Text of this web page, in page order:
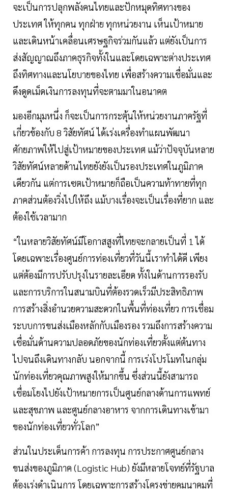
จะเป็นการปลุกพลังคนไทยและปักหมุดทิศทางของ
ประเทศ ให้ทุกคน ทุกฝ่าย ทุกหน่วยงาน เห็นเป้าหมาย
และเดินหน้าเคลื่อนเศรษฐกิจร่วมกันแล้ว แต่ยังเป็นการ
ส่งสัญญาณถึงภาคธุรกิจทั้งในและโดยเฉพาะต่างประเทศ
ถึงทิศทางและนโยบายของไทย เพื่อสร้างความเชื่อมั่นและ
ดึงดูดเม็ดเงินการลงทุนที่จะตามมาในอนาคต
มองอีกมุมหนึ่ง ก็จะเป็นการกระตุ้นให้หน่วยงานภาครัฐที่
เกี่ยวข้องกับ 8 วิสัยทัศน์ ได้เร่งเครื่องทำแผนพัฒนา
ศักยภาพให้ไปสู่เป้าหมายของประเทศ แม้ว่าปัจจุบันหลาย
วิสัยทัศน์หลายด้านไทยยังยังเป็นรองประเทศในภูมิภาค
เดียวกัน แต่การเซตเป้าหมายก็ถือเป็นความท้าทายที่ทุก
ภาคส่วนต้องวิ่งไปให้ถึง แม้บางเรื่องจะเป็นเรื่องที่ยาก และ
ต้องใช้เวลามาก
“ในหลายวิสัยทัศน์มีโอกาสสูงที่ไทยจะกลายเป็นที่ 1 ได้
โดยเฉพาะเรื่องศูนย์การท่องเที่ยวที่วันนี้เราทำได้ดี เพียง
แต่ต้องมีการปรับปรุงในรายละเอียด ทั้งในด้านการรองรับ
และการบริการในสนามบินที่ต้องรวดเร็วมีประสิทธิภาพ
การสร้างสิ่งอำนวยความสะดวกในพื้นที่ท่องเที่ยว การเชื่อม
ระบบการขนส่งเมืองหลักกับเมืองรอง รวมถึงการสร้างความ
เชื่อมั่นด้านความปลอดภัยของนักท่องเที่ยวตั้งแต่ต้นทาง
ไปจนถึงเดินทางกลับ นอกจากนี้ การเร่งโปรโมทในกลุ่ม
นักท่องเที่ยวคุณภาพสูงให้มากขึ้น ซึ่งส่วนนี้ยังสามารถ
เชื่อมโยงไปยังเป้าหมายการเป็นศูนย์กลางด้านการแพทย์
และสุขภาพ และศูนย์กลางอาหาร จากการเดินทางเข้ามา
ของนักท่องเที่ยวทั่วโลก”
ส่วนในประเด็นการค้า การลงทุน การประกาศศูนย์กลาง
ขนส่งของภูมิภาค (Logistic Hub) ยังมีหลายโจทย์ที่รัฐบาล
ต้องเร่งดำเนินการ โดยเฉพาะการสร้างโครงข่ายคมนาคมที่